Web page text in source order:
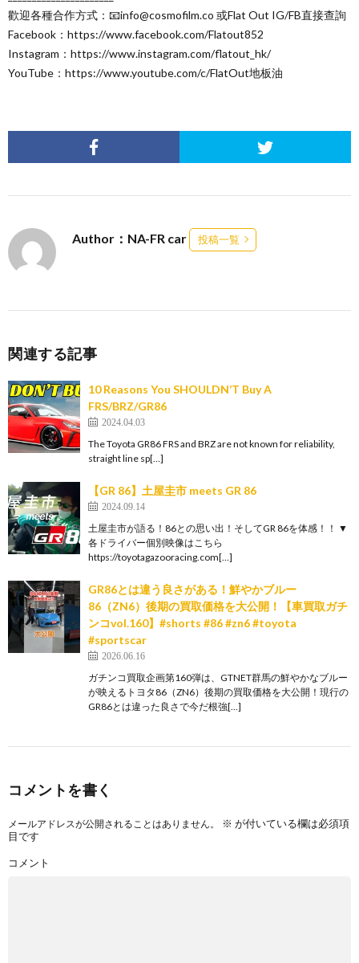
歡迎各種合作方式：📧info@cosmofilm.co 或Flat Out IG/FB直接查詢
Facebook：https://www.facebook.com/Flatout852
Instagram：https://www.instagram.com/flatout_hk/
YouTube：https://www.youtube.com/c/FlatOut地板油
Author：NA-FR car 投稿一覧
関連する記事
10 Reasons You SHOULDN’T Buy A
FRS/BRZ/GR86
2024.04.03
The Toyota GR86 FRS and BRZ are not known for reliability,
straight line sp[…]
【GR 86】土屋圭市 meets GR 86
2024.09.14
土屋圭市が語る！86との思い出！そしてGR 86を体感！！ ▼
各ドライバー個別映像はこちら
https://toyotagazooracing.com[…]
GR86とは違う良さがある！鮮やかブルー
86（ZN6）後期の買取価格を大公開！【車買取ガチ
ンコvol.160】#shorts #86 #zn6 #toyota
#sportscar
2026.06.16
ガチンコ買取企画第160弾は、GTNET群馬の鮮やかなブルー
が映えるトヨタ86（ZN6）後期の買取価格を大公開！現行の
GR86とは違った良さで今だ根強[…]
コメントを書く
メールアドレスが公開されることはありません。 ※ が付いている欄は必須項
目です
コメント